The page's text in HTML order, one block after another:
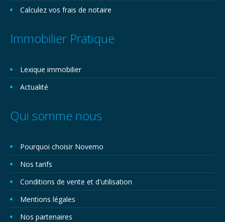
Calculez vos frais de notaire
Immobilier Pratique
Lexique immobilier
Actualité
Qui somme nous
Pourquoi choisir Novemo
Nos tarifs
Conditions de vente et d'utilisation
Mentions légales
Nos partenaires